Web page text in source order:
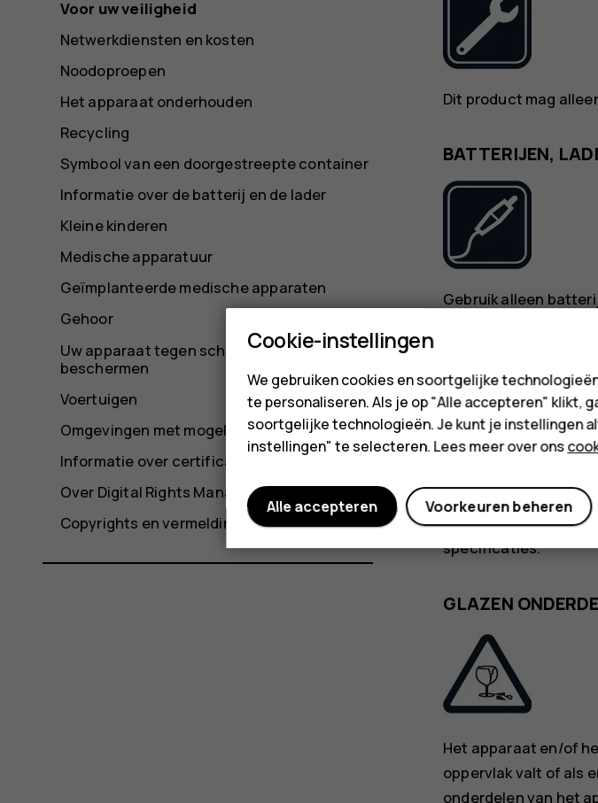
Dit product mag
BATTERIJEN,
Gebruik alleen
HOUD HET
Als uw apparaat
specificaties.
GLAZEN
Het apparaat en/of
oppervlak valt of als
onderdelen van het
Voor uw veiligheid
Netwerkdiensten en kosten
Noodoproepen
Het apparaat onderhouden
Recycling
Symbool van een doorgestreepte container
Informatie over de batterij en de lader
Kleine kinderen
Medische apparatuur
Geïmplanteerde medische apparaten
Gehoor
Uw apparaat tegen schadelijke inhoud
beschermen
Voertuigen
Omgevingen met mogelijk explosiegevaar
Informatie over certificatie (SAR)
Over Digital Rights Management (DRM)
Copyrights en vermeldingen
Cookie-instellingen
We gebruiken cookies en soortgelijke
te personaliseren. Als je op "Alle accepteren" klikt,
soortgelijke technologieën. Je kunt je instellingen
instellingen" te selecteren. Lees meer over ons
Voorkeuren beheren
Alle accepteren